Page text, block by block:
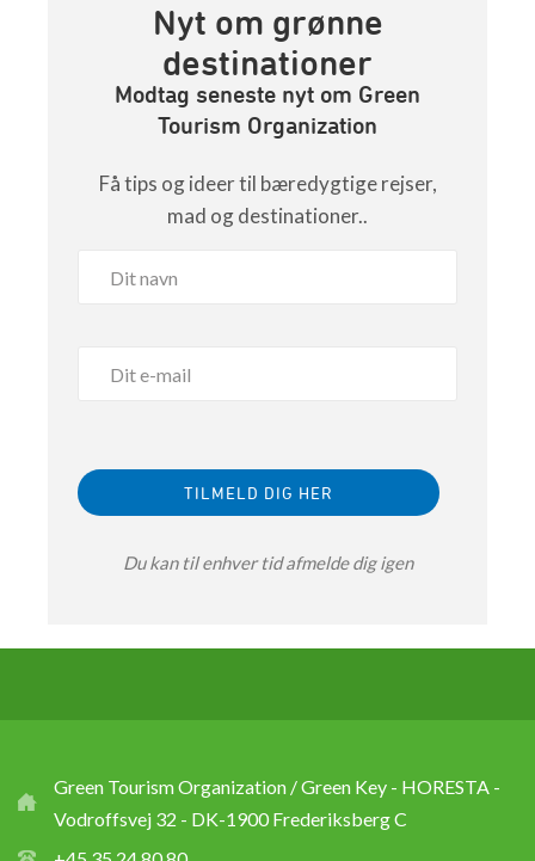
Nyt om grønne
destinationer
Modtag seneste nyt om Green
Tourism Organization
Få tips og ideer til bæredygtige rejser,
mad og destinationer..
Du kan til enhver tid afmelde dig igen
Green Tourism Organization / Green Key - HORESTA -
Vodroffsvej 32 - DK-1900 Frederiksberg C